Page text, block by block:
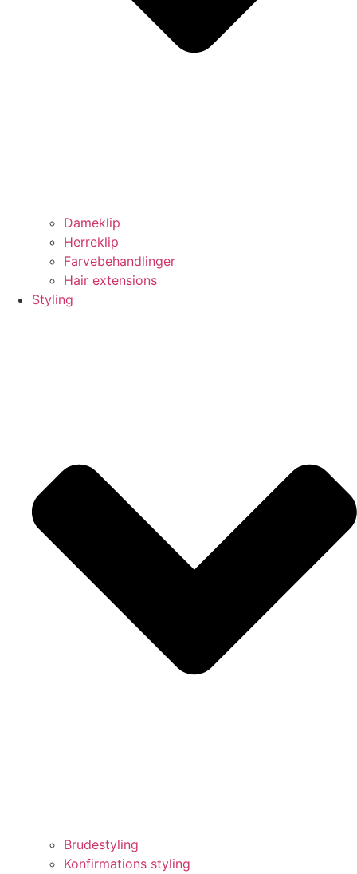
Dameklip
Herreklip
Farvebehandlinger
Hair extensions
Styling
Brudestyling
Konfirmations styling